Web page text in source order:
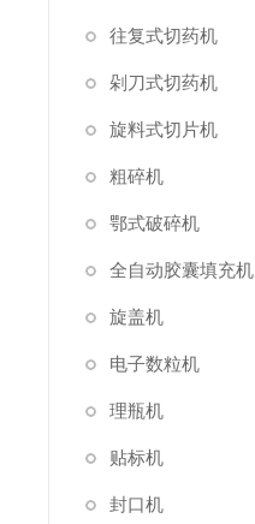
往复式切药机
剁刀式切药机
旋料式切片机
粗碎机
鄂式破碎机
全自动胶囊填充机
旋盖机
电子数粒机
理瓶机
贴标机
封口机